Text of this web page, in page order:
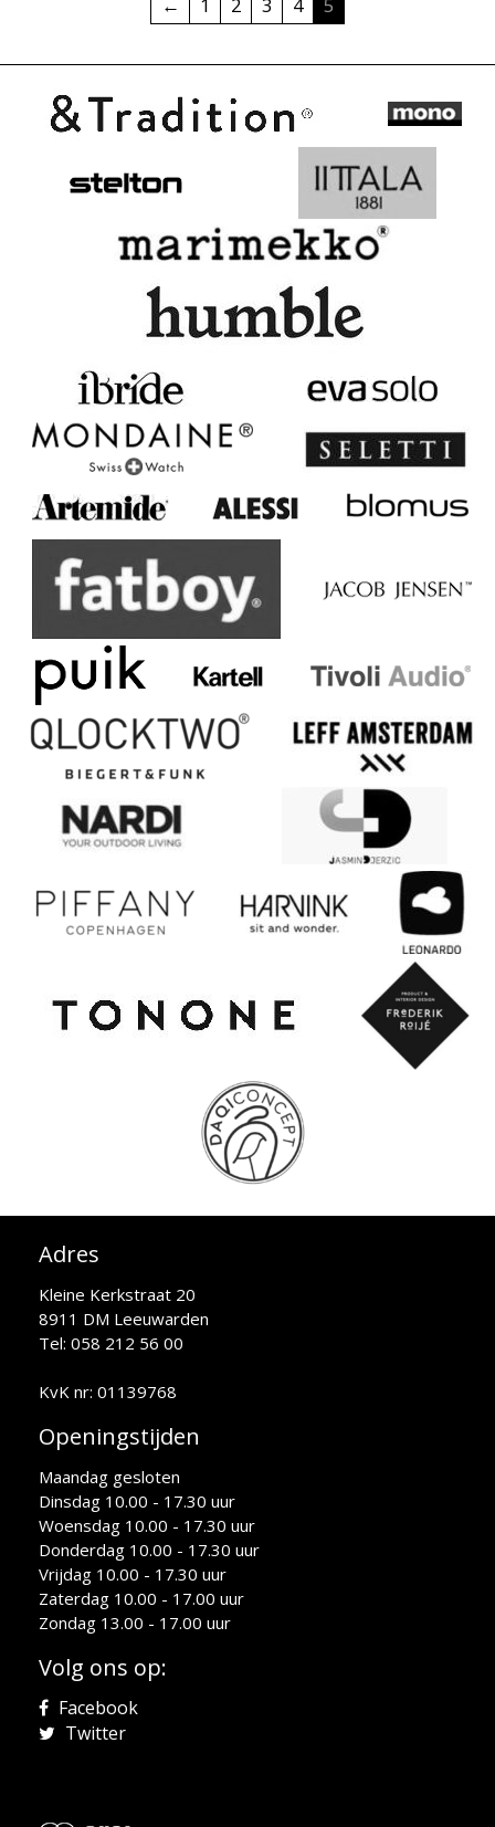
Adres
Kleine Kerkstraat 20
8911 DM Leeuwarden
Tel: 058 212 56 00
KvK nr: 01139768
Openingstijden
Maandag gesloten
Dinsdag 10.00 - 17.30 uur
Woensdag 10.00 - 17.30 uur
Donderdag 10.00 - 17.30 uur
Vrijdag 10.00 - 17.30 uur
Zaterdag 10.00 - 17.00 uur
Zondag 13.00 - 17.00 uur
Volg ons op:
Facebook
Twitter